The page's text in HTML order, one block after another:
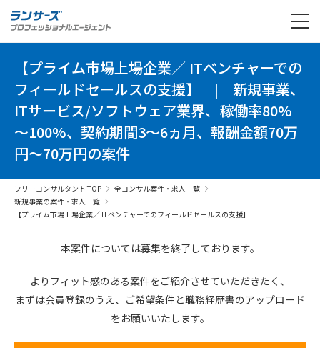
【プライム市場上場企業／ ITベンチャーでの
フィールドセールスの支援】
| 新規事業、
ITサービス/ソフトウェア業界、稼働率80%
～100%、契約期間3～6ヵ月、報酬金額70万
円～70万円の案件
フリーコンサルタント TOP
全コンサル案件・求人一覧
新規事業の案件・求人一覧
【プライム市場上場企業／ ITベンチャーでのフィールドセールスの支援】
本案件については募集を終了しております。
よりフィット感のある案件をご紹介させていただきたく、
まずは会員登録のうえ、 ご希望条件と職務経歴書のアップロード
をお願いいたします。